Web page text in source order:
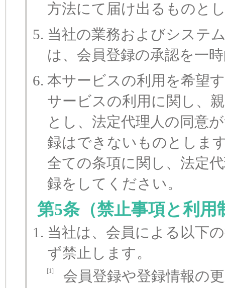
方法にて届け出るものと
当社の業務およびシステ
は、会員登録の承認を一
本サービスの利用を希望
サービスの利用に関し、
とし、法定代理人の同意
録はできないものとしま
全ての条項に関し、法定
録をしてください。
第5条（禁止事項と利用
当社は、会員による以下
ず禁止します。
[1]
会員登録や登録情報の